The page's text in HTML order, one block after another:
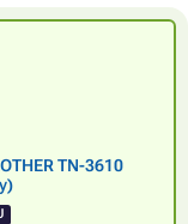
TN-3610